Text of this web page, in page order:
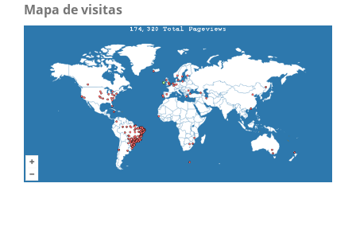
Mapa de visitas